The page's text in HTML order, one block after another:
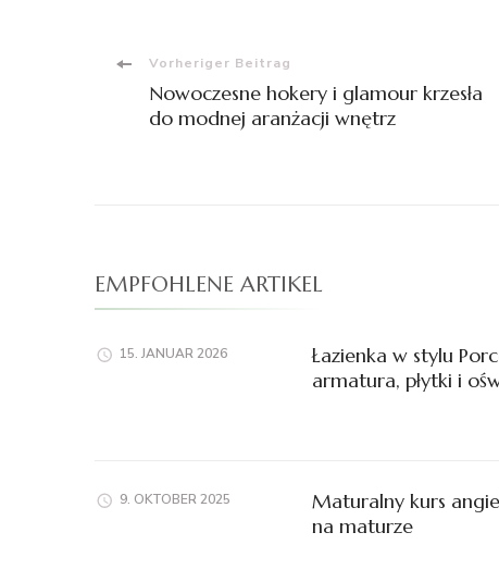
Beitragsnavigation
Vorheriger Beitrag
Nowoczesne hokery i glamour krzesła
do modnej aranżacji wnętrz
EMPFOHLENE ARTIKEL
15. JANUAR 2026
Łazienka w stylu
armatura, płytki i
9. OKTOBER 2025
Maturalny kurs
na maturze